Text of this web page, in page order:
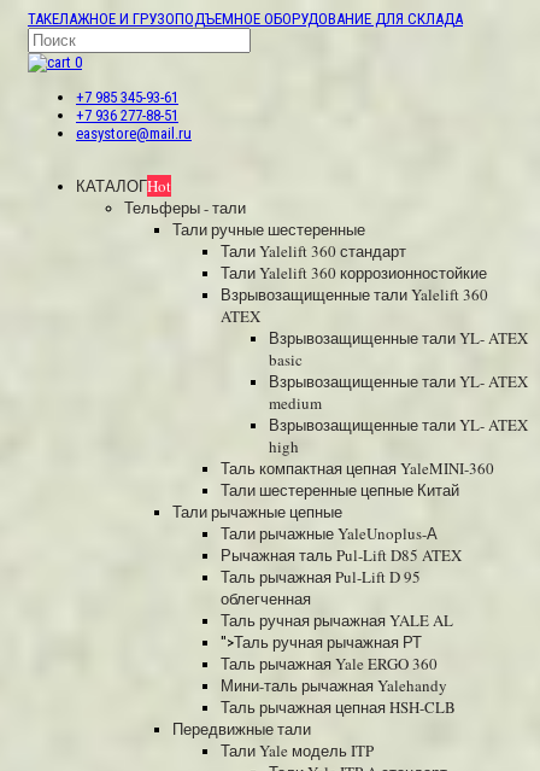
ТАКЕЛАЖНОЕ И ГРУЗОПОДЪЕМНОЕ ОБОРУДОВАНИЕ ДЛЯ СКЛАДА
0
+7 985 345-93-61
+7 936 277-88-51
easystore@mail.ru
КАТАЛОГHot
Тельферы - тали
Тали ручные шестеренные
Тали Yalelift 360 стандарт
Тали Yalelift 360 коррозионностойкие
Взрывозащищенные тали Yalelift 360
ATEX
Взрывозащищенные тали YL- ATEX
basic
Взрывозащищенные тали YL- ATEX
medium
Взрывозащищенные тали YL- ATEX
high
Таль компактная цепная YaleMINI-360
Тали шестеренные цепные Китай
Тали рычажные цепные
Тали рычажные YaleUnoplus-А
Рычажная таль Pul-Lift D85 ATEX
Таль рычажная Pul-Lift D 95
облегченная
Таль ручная рычажная YALE AL
">Таль ручная рычажная РТ
Таль рычажная Yale ERGO 360
Мини-таль рычажная Yalehandy
Таль рычажная цепная HSH-CLB
Передвижные тали
Тали Yale модель ITP